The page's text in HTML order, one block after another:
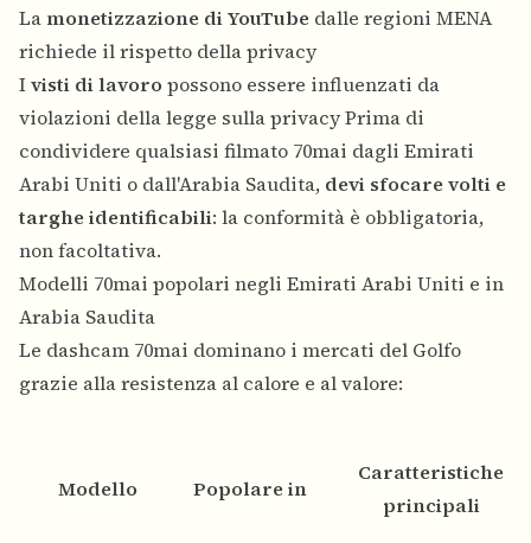
La monetizzazione di YouTube dalle regioni MENA
richiede il rispetto della privacy
Ivisti di lavoro possono essere influenzati da
violazioni della legge sulla privacy Prima di
condividere qualsiasi filmato 70mai dagli Emirati
Arabi Uniti o dall'Arabia Saudita, devi sfocare volti e
targhe identificabili: la conformità è obbligatoria,
non facoltativa.
Modelli 70mai popolari negli Emirati Arabi Uniti e in
Arabia Saudita
Le dashcam 70mai dominano i mercati del Golfo
grazie alla resistenza al calore e al valore:
Modello Popolare in
Caratteristiche
principali